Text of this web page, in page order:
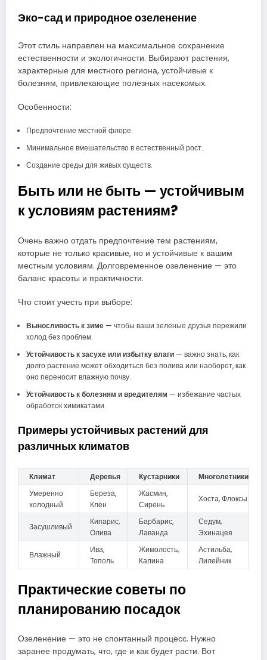
Эко-сад и природное озеленение
Этот стиль направлен на максимальное сохранение
естественности и экологичности. Выбирают растения,
характерные для местного региона, устойчивые к
болезням, привлекающие полезных насекомых.
Особенности:
Предпочтение местной флоре.
Минимальное вмешательство в естественный рост.
Создание среды для живых существ.
Быть или не быть — устойчивым
к условиям растениям?
Очень важно отдать предпочтение тем растениям,
которые не только красивые, но и устойчивые к вашим
местным условиям. Долговременное озеленение — это
баланс красоты и практичности.
Что стоит учесть при выборе:
Выносливость к зиме— чтобы ваши зеленые друзья пережили
холод без проблем.
Устойчивость к засухе или избытку влаги— важно знать, как
долго растение может обходиться без полива или наоборот, как
оно переносит влажную почву.
Устойчивость к болезням и вредителям — избежание частых
обработок химикатами.
Примеры устойчивых растений для
различных климатов
Климат Деревья Кустарники
Многолетники
Умеренно
холодный
Береза,
Клён
Жасмин,
Сирень
Хоста, Флоксы
Засушливый
Кипарис,
Олива
Барбарис,
Лаванда
Седум,
Эхинацея
Влажный
Ива,
Тополь
Жимолость,
Калина
Астильба,
Лилейник
Практические советы по
планированию посадок
Озеленение — это не спонтанный процесс. Нужно
заранее продумать, что, где и как будет расти. Вот